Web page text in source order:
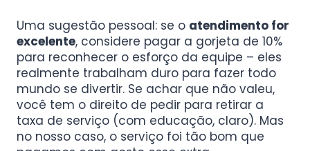
Uma sugestão pessoal: se o atendimento for
excelente, considere pagar a gorjeta de 10%
para reconhecer o esforço da equipe – eles
realmente trabalham duro para fazer todo
mundo se divertir. Se achar que não valeu,
você tem o direito de pedir para retirar a
taxa de serviço (com educação, claro). Mas
no nosso caso, o serviço foi tão bom que